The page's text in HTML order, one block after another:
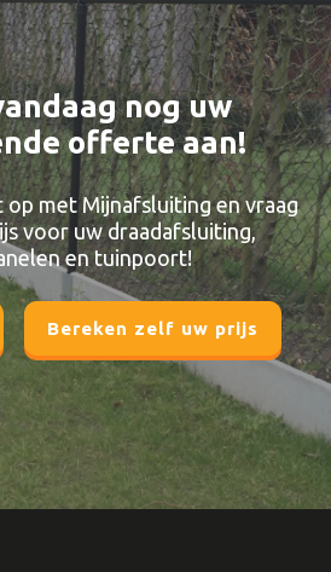
nog uw
offerte aan!
op met Mijnafsluiting en vraag
voor uw draadafsluiting,
en tuinpoort!
Bereken zelf uw prijs